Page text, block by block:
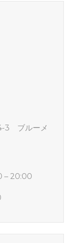
3 ブルーメ
– 20:00